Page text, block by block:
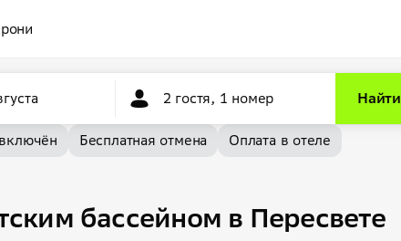
2 гостя, 1 номер Найти
Бесплатная отмена
Оплата в отеле
бассейном в Пересвете